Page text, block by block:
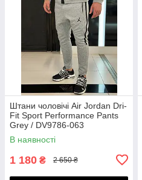
Штани чоловічі Air Jordan Dri-
Fit Sport Performance Pants
Grey / DV9786-063
В наявності
1 180 ₴ 2 650 ₴